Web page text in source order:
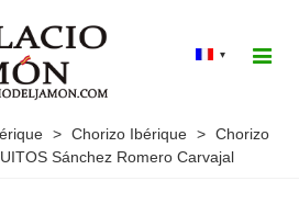
▾
> Chorizo Ibérique > Chorizo
Sánchez Romero Carvajal